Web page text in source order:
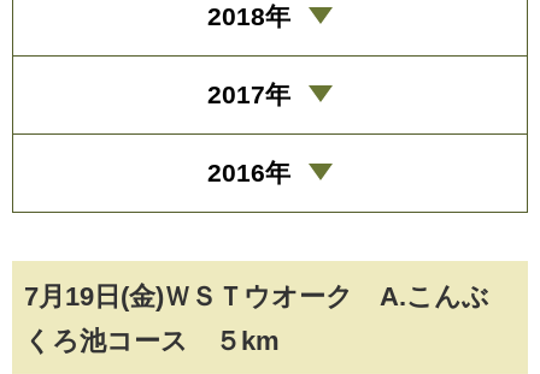
7月19日(金)ＷＳＴウオーク A.こんぶ
くろ池コース ５km
2018年
2017年
2016年